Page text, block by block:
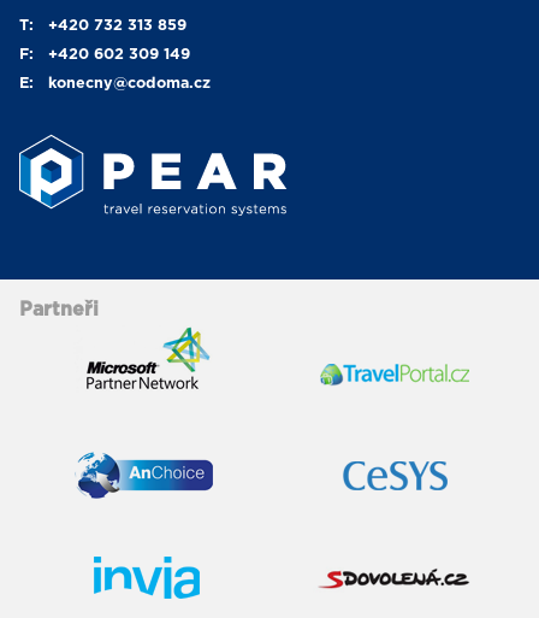
T:
+420 732 313 859
F:
+420 602 309 149
E:
konecny@codoma.cz
Partneři